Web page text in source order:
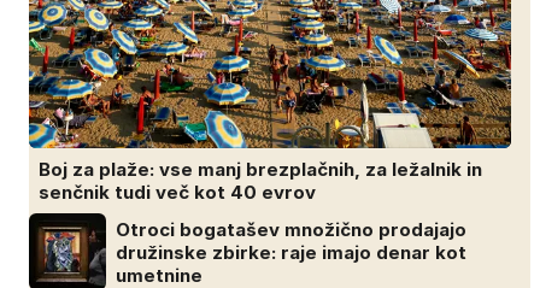
Boj za plaže: vse manj brezplačnih, za ležalnik in
senčnik tudi več kot 40 evrov
Otroci bogatašev množično prodajajo
družinske zbirke: raje imajo denar kot
umetnine